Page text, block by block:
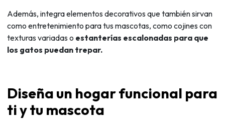
Además, integra elementos decorativos que también sirvan
como entretenimiento para tus mascotas, como cojines con
texturas variadas o estanterías escalonadas para que
los gatos puedan trepar.
Diseña un hogar funcional para
ti y tu mascota